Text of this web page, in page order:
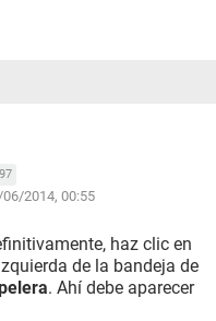
2014, 00:55
haz clic en
de la bandeja de
. Ahí debe aparecer